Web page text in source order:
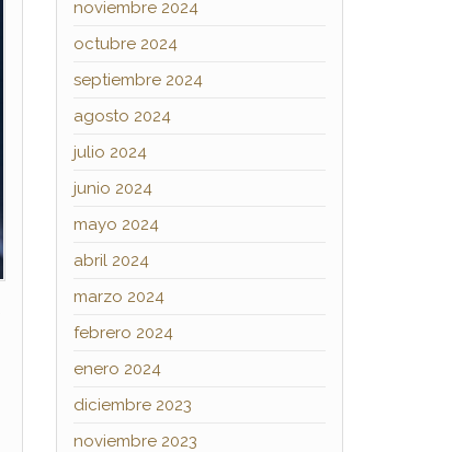
noviembre 2024
octubre 2024
septiembre 2024
agosto 2024
julio 2024
junio 2024
mayo 2024
abril 2024
marzo 2024
febrero 2024
enero 2024
diciembre 2023
noviembre 2023